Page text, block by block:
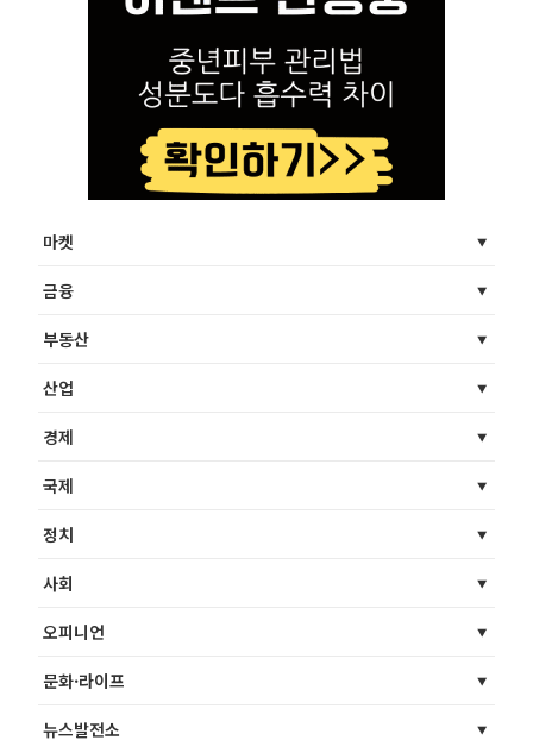
마켓
금융
부동산
산업
경제
국제
정치
사회
오피니언
문화·라이프
뉴스발전소